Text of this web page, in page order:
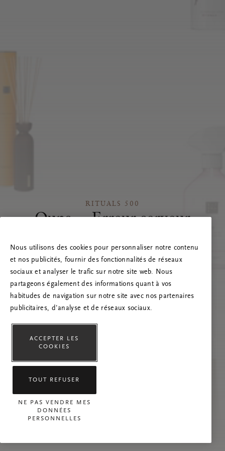
Nous utilisons des cookies pour personnaliser notre contenu
et nos publicités, fournir des fonctionnalités de réseaux
sociaux et analyser le trafic sur notre site web. Nous
partageons également des informations quant à vos
habitudes de navigation sur notre site avec nos partenaires
publicitaires, d'analyse et de réseaux sociaux.
ACCEPTER LES
COOKIES
TOUT REFUSER
NE PAS VENDRE MES
DONNÉES
PERSONNELLES
RITUALS 500
Oups… Erreur serveur
nous contacter si le problème persiste.